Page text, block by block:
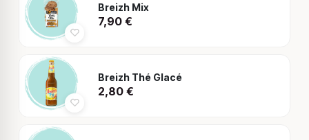
Breizh Mix
7,90 €
Breizh Thé Glacé
2,80 €